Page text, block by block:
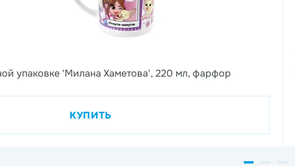
упаковке 'Милана Хаметова', 220 мл, фарфор
КУПИТЬ